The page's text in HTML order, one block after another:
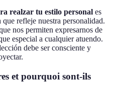
realzar tu estilo personal es
refleje nuestra personalidad.
nos permiten expresarnos de
especial a cualquier atuendo.
debe ser consciente y
et pourquoi sont-ils